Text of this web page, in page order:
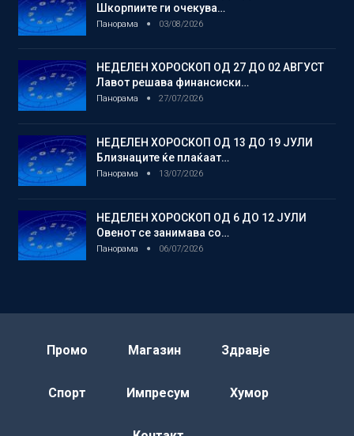
Шкорпиите ги очекува…
Панорама 03/08/2026
НЕДЕЛЕН ХОРОСКОП ОД 27 ДО 02 АВГУСТ
Лавот решава финансиски…
Панорама 27/07/2026
НЕДЕЛЕН ХОРОСКОП ОД 13 ДО 19 ЈУЛИ
Близнаците ќе плаќаат…
Панорама 13/07/2026
НЕДЕЛЕН ХОРОСКОП ОД 6 ДО 12 ЈУЛИ
Овенот се занимава со…
Панорама 06/07/2026
Промо Магазин Здравје
Спорт Импресум Хумор